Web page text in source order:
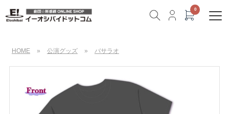
HOME » 公演グッズ » バサラオ